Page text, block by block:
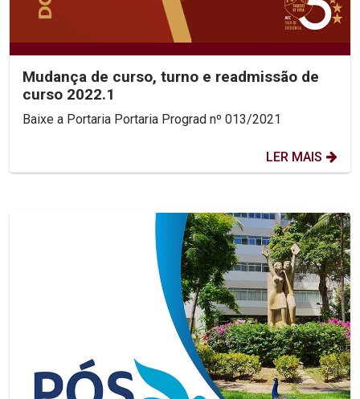
Mudança de curso, turno e readmissão de
curso 2022.1
Baixe a Portaria Portaria Prograd nº 013/2021
LER MAIS